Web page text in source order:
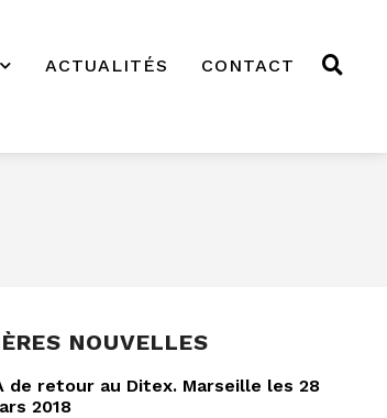
ACTUALITÉS CONTACT
NOUVELLES
de retour au Ditex. Marseille les 28
2018